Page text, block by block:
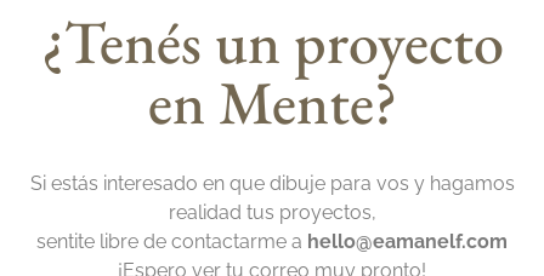
¿Tenés un proyecto
en Mente?
Si estás interesado en que dibuje para vos y hagamos
realidad tus proyectos,
sentite libre de contactarme a hello@eamanelf.com
¡Espero ver tu correo muy pronto!